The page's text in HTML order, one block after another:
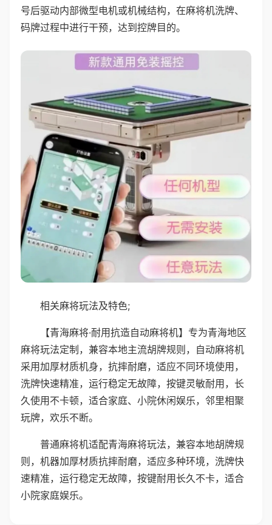
号后驱动内部微型电机或机械结构，在麻将机洗牌、
码牌过程中进行干预，达到控牌目的。
相关麻将玩法及特色;
【青海麻将·耐用抗造自动麻将机】专为青海地区
麻将玩法定制，兼容本地主流胡牌规则，自动麻将机
采用加厚材质机身，抗摔耐磨，适应不同环境使用，
洗牌快速精准，运行稳定无故障，按键灵敏耐用，长
久使用不卡顿，适合家庭、小院休闲娱乐，邻里相聚
玩牌，欢乐不断。
普通麻将机适配青海麻将玩法，兼容本地胡牌规
则，机器加厚材质抗摔耐磨，适应多种环境，洗牌快
速精准，运行稳定无故障，按键耐用长久不卡，适合
小院家庭娱乐。